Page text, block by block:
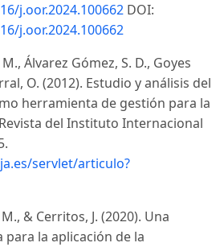
j.oor.2024.100662 DOI:
j.oor.2024.100662
Álvarez Gómez, S. D., Goyes
O. (2012). Estudio y análisis del
herramienta de gestión para la
del Instituto Internacional
servlet/articulo?
& Cerritos, J. (2020). Una
la aplicación de la